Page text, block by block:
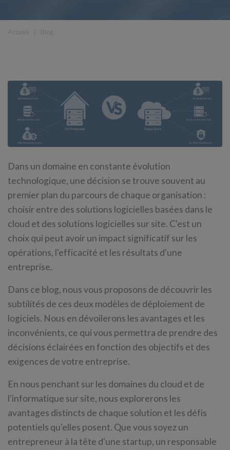
Dans un domaine en constante évolution
technologique, une décision se trouve souvent au
premier plan du parcours de chaque organisation :
choisir entre des solutions logicielles basées dans le
cloud et des solutions logicielles sur site. C'est un
choix qui peut avoir un impact significatif sur les
opérations, l'efficacité et les résultats d'une
entreprise.
Dans ce blog, nous vous proposons de découvrir les
subtilités de ces deux modèles de déploiement de
logiciels. Nous en dévoilerons les avantages et les
inconvénients, ce qui vous permettra de prendre des
décisions éclairées en fonction des objectifs et des
exigences de votre entreprise.
En nous penchant sur les domaines du cloud et de
l'informatique sur site, nous explorerons les
avantages distincts de chaque solution et les défis
potentiels qu'elles posent. Que vous soyez un
entrepreneur à la tête d'une startup, un responsable